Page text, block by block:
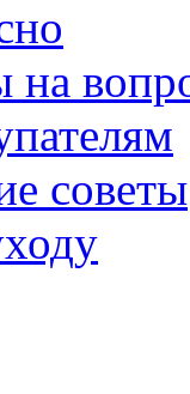
на
советы